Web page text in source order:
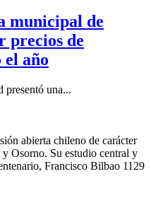
municipal de
precios de
año
presentó una...
abierta chileno de carácter
Osorno. Su estudio central y
Francisco Bilbao 1129